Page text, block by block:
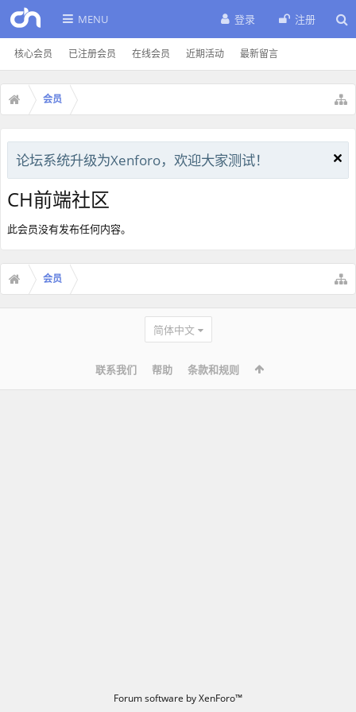
MENU
核心会员 已注册会员 在线会员 近期活动 最新留言
登录 注册
会员
论坛系统升级为Xenforo，欢迎大家测试！
CH前端社区
此会员没有发布任何内容。
会员
简体中文
联系我们 帮助 条款和规则
Forum software by XenForo™